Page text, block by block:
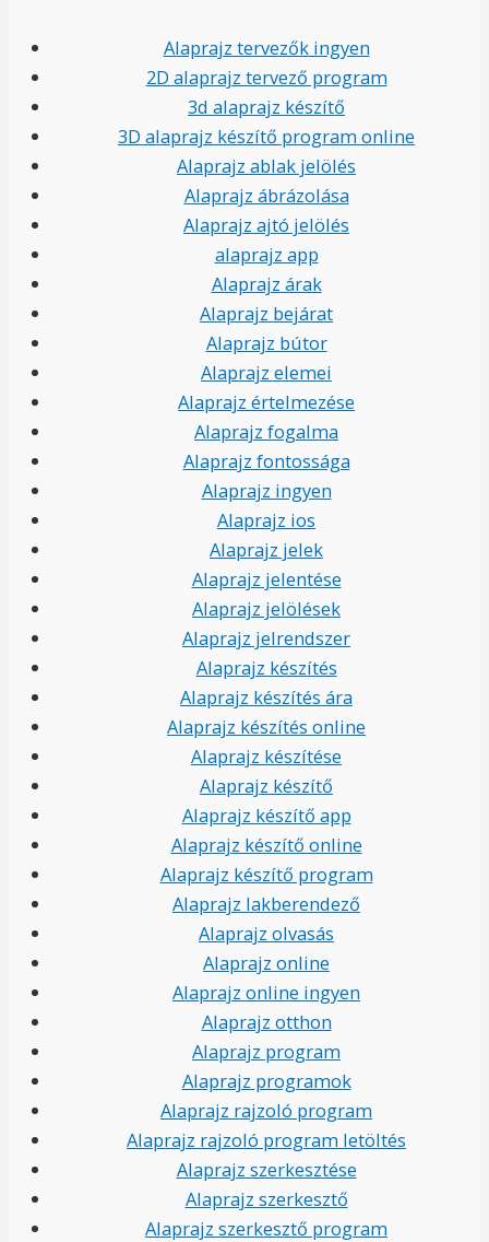
Alaprajz tervezők ingyen
2D alaprajz tervező program
3d alaprajz készítő
3D alaprajz készítő program online
Alaprajz ablak jelölés
Alaprajz ábrázolása
Alaprajz ajtó jelölés
alaprajz app
Alaprajz árak
Alaprajz bejárat
Alaprajz bútor
Alaprajz elemei
Alaprajz értelmezése
Alaprajz fogalma
Alaprajz fontossága
Alaprajz ingyen
Alaprajz ios
Alaprajz jelek
Alaprajz jelentése
Alaprajz jelölések
Alaprajz jelrendszer
Alaprajz készítés
Alaprajz készítés ára
Alaprajz készítés online
Alaprajz készítése
Alaprajz készítő
Alaprajz készítő app
Alaprajz készítő online
Alaprajz készítő program
Alaprajz lakberendező
Alaprajz olvasás
Alaprajz online
Alaprajz online ingyen
Alaprajz otthon
Alaprajz program
Alaprajz programok
Alaprajz rajzoló program
Alaprajz rajzoló program letöltés
Alaprajz szerkesztése
Alaprajz szerkesztő
Alaprajz szerkesztő program